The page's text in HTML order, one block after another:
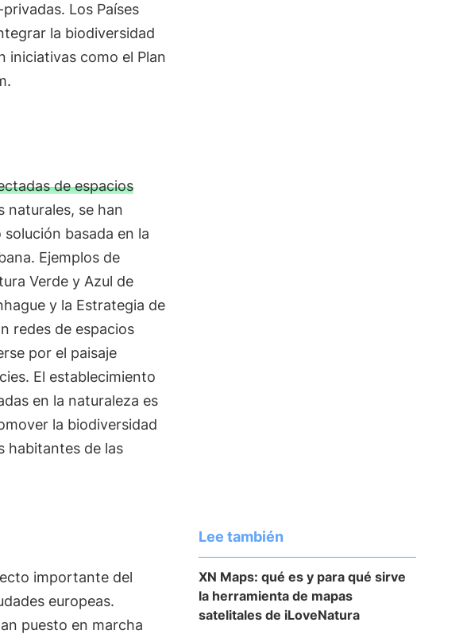
Los Países
la biodiversidad
iniciativas como el Plan
de espacios
naturales, se han
basada en la
Ejemplos de
Verde y Azul de
y la Estrategia de
redes de espacios
por el paisaje
El establecimiento
en la naturaleza es
la biodiversidad
habitantes de las
importante del
europeas.
puesto en marcha
Lee también
XN Maps: qué es y para qué sirve
la herramienta de mapas
satelitales de iLoveNatura